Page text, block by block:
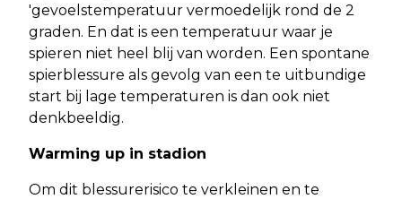
'gevoelstemperatuur vermoedelijk rond de 2
graden. En dat is een temperatuur waar je
spieren niet heel blij van worden. Een spontane
spierblessure als gevolg van een te uitbundige
start bij lage temperaturen is dan ook niet
denkbeeldig.
Warming up in stadion
Om dit blessurerisico te verkleinen en te